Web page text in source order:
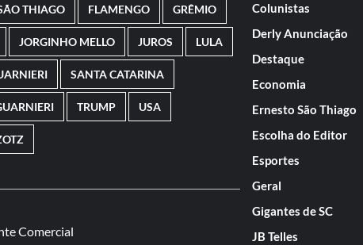
THIAGO FLAMENGO GRÊMIO
JORGINHO MELLO JUROS LULA
SANTA CATARINA
TRUMP USA
Comercial
Colunistas
Derly Anunciação
Destaque
Economia
Ernesto São Thiago
Escolha do Editor
Esportes
Geral
Gigantes de SC
JB Telles